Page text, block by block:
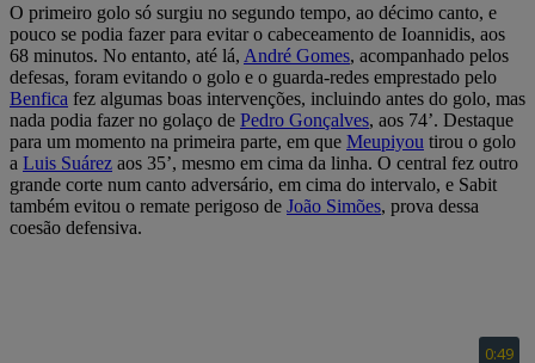
O primeiro golo só surgiu no segundo tempo, ao décimo canto, e
pouco se podia fazer para evitar o cabeceamento de Ioannidis, aos
68 minutos. No entanto, até lá, André Gomes, acompanhado pelos
defesas, foram evitando o golo e o guarda-redes emprestado pelo
Benfica fez algumas boas intervenções, incluindo antes do golo, mas
nada podia fazer no golaço de Pedro Gonçalves, aos 74’. Destaque
para um momento na primeira parte, em que Meupiyou tirou o golo
a Luis Suárez aos 35’, mesmo em cima da linha. O central fez outro
grande corte num canto adversário, em cima do intervalo, e Sabit
também evitou o remate perigoso de João Simões, prova dessa
coesão defensiva.